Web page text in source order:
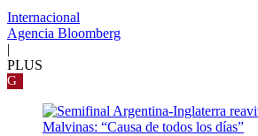
Internacional
Agencia Bloomberg
|
PLUS
G